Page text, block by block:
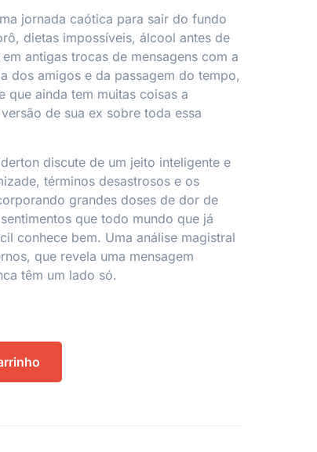
jornada caótica para sair do fundo
dietas impossíveis, álcool antes de
antigas trocas de mensagens com a
dos amigos e da passagem do tempo,
que ainda tem muitas coisas a
de sua ex sobre toda essa
discute de um jeito inteligente e
términos desastrosos e os
grandes doses de dor de
que todo mundo que já
conhece bem. Uma análise magistral
que revela uma mensagem
têm um lado só.